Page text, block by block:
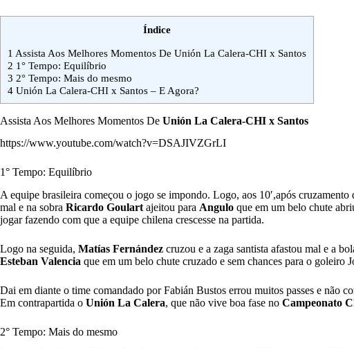
Índice
1 Assista Aos Melhores Momentos De Unión La Calera-CHI x Santos
2 1° Tempo: Equilíbrio
3 2° Tempo: Mais do mesmo
4 Unión La Calera-CHI x Santos – E Agora?
Assista Aos Melhores Momentos De Unión La Calera-CHI x Santos
https://www.youtube.com/watch?v=DSAJIVZGrLI
1° Tempo: Equilíbrio
A equipe brasileira começou o jogo se impondo. Logo, aos 10′,após cruzamento
mal e na sobra Ricardo Goulart ajeitou para Angulo que em um belo chute
jogar fazendo com que a equipe chilena crescesse na partida.
Logo na seguida, Matías Fernández cruzou e a zaga santista afastou mal e a
Esteban Valencia que em um belo chute cruzado e sem chances para o goleiro
Dai em diante o time comandado por Fabián Bustos errou muitos passes e não
Em contrapartida o Unión La Calera, que não vive boa fase no Campeonato
2° Tempo: Mais do mesmo